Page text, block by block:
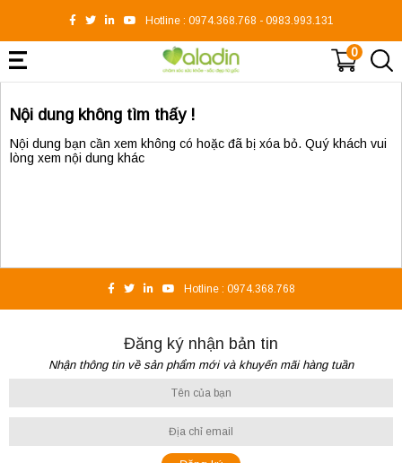
Hotline : 0974.368.768 - 0983.993.131
0
Nội dung không tìm thấy !
Nội dung bạn cần xem không có hoặc đã bị xóa bỏ. Quý khách vui
lòng xem nội dung khác
Hotline : 0974.368.768
Đăng ký nhận bản tin
Nhận thông tin về sản phẩm mới và khuyến mãi hàng tuần